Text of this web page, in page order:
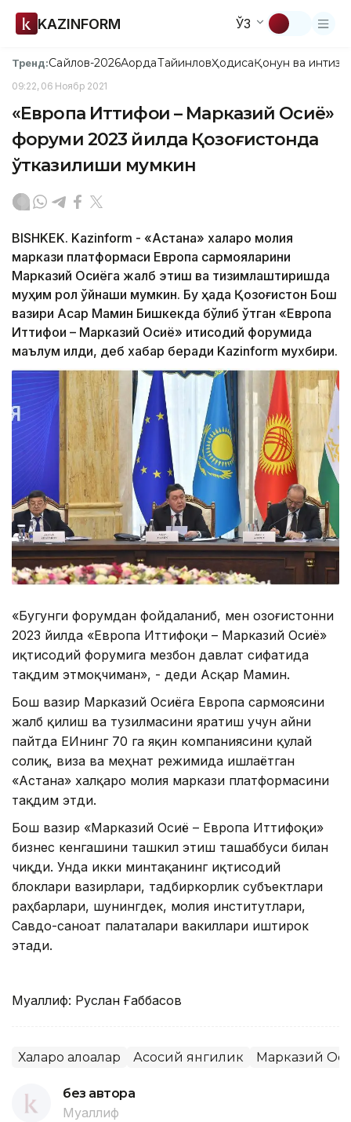
KAZINFORM ЎЗ
Тренд:Сайлов-2026АқордаТайинловҲодисаҚонун ва
09:22, 06 Ноябр 2021
«Европа Иттифоқи – Марказий Осиё»
форуми 2023 йилда Қозоғистонда
ўтказилиши мумкин
BISHKEK. Kazinform - «Астана» халқаро молия
маркази платформаси Европа сармояларини
Марказий Осиёга жалб этиш ва тизимлаштиришда
муҳим рол ўйнаши мумкин. Бу ҳақда Қозоғистон Бош
вазири Асқар Мамин Бишкекда бўлиб ўтган «Европа
Иттифоқи – Марказий Осиё» иқтисодий форумида
маълум қилди, деб хабар беради Kazinform мухбири.
«Бугунги форумдан фойдаланиб, мен Қозоғистонни
2023 йилда «Европа Иттифоқи – Марказий Осиё»
иқтисодий форумига мезбон давлат сифатида
тақдим этмоқчиман», - деди Асқар Мамин.
Бош вазир Марказий Осиёга Европа сармоясини
жалб қилиш ва тузилмасини яратиш учун айни
пайтда ЕИнинг 70 га яқин компаниясини қулай
солиқ, виза ва меҳнат режимида ишлаётган
«Астана» халқаро молия маркази платформасини
тақдим этди.
Бош вазир «Марказий Осиё – Европа Иттифоқи»
бизнес кенгашини ташкил этиш ташаббуси билан
чиқди. Унда икки минтақанинг иқтисодий
блоклари вазирлари, тадбиркорлик субъектлари
раҳбарлари, шунингдек, молия институтлари,
Савдо-саноат палаталари вакиллари иштирок
этади.
Муаллиф: Руслан Ғаббасов
Халқаро алоқалар Асосий янгилик Марказий
без автора
Муаллиф